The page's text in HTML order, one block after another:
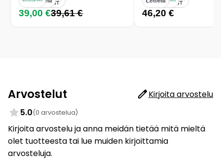
39,00 €39,61 € 46,20 €
Arvostelut
Kirjoita arvostelu
5.0(0 arvostelua)
Kirjoita arvostelu ja anna meidän tietää mitä mieltä
olet tuotteesta tai lue muiden kirjoittamia
arvosteluja.